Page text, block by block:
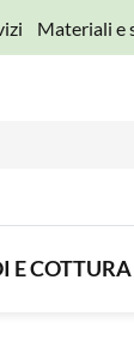
Materiali e
E COTTURA